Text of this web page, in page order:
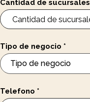
Cantidad de sucursales
Tipo de negocio *
Telefono *